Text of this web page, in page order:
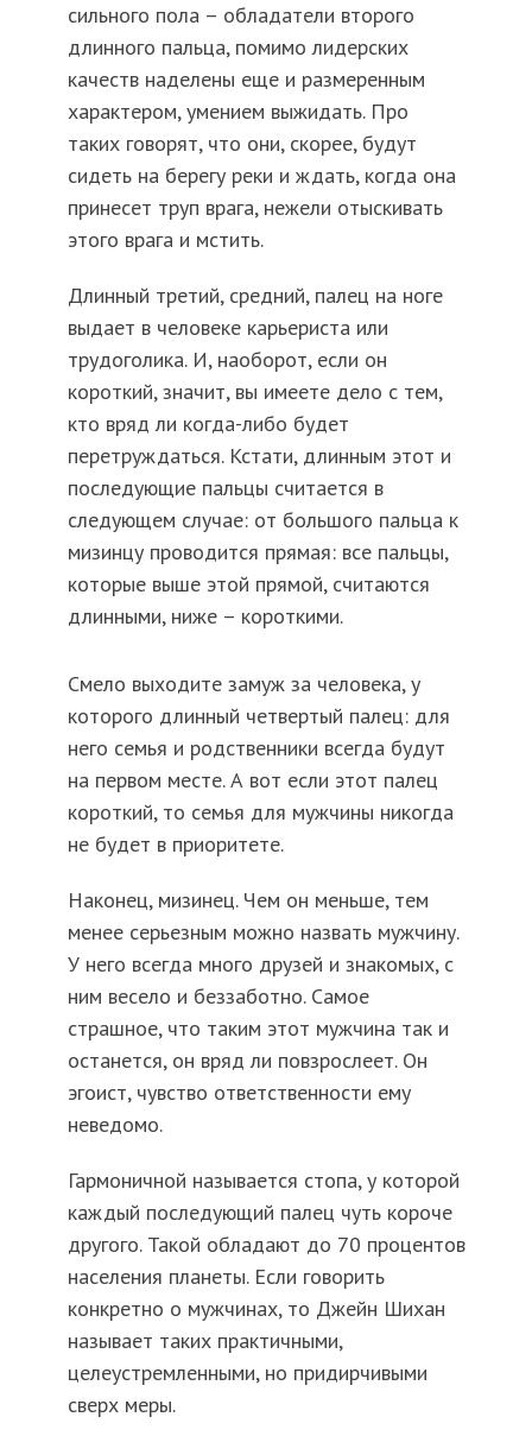
сильного пола – обладатели второго
длинного пальца, помимо лидерских
качеств наделены еще и размеренным
характером, умением выжидать. Про
таких говорят, что они, скорее, будут
сидеть на берегу реки и ждать, когда она
принесет труп врага, нежели отыскивать
этого врага и мстить.
Длинный третий, средний, палец на ноге
выдает в человеке карьериста или
трудоголика. И, наоборот, если он
короткий, значит, вы имеете дело с тем,
кто вряд ли когда-либо будет
перетруждаться. Кстати, длинным этот и
последующие пальцы считается в
следующем случае: от большого пальца к
мизинцу проводится прямая: все пальцы,
которые выше этой прямой, считаются
длинными, ниже – короткими.
Смело выходите замуж за человека, у
которого длинный четвертый палец: для
него семья и родственники всегда будут
на первом месте. А вот если этот палец
короткий, то семья для мужчины никогда
не будет в приоритете.
Наконец, мизинец. Чем он меньше, тем
менее серьезным можно назвать мужчину.
У него всегда много друзей и знакомых, с
ним весело и беззаботно. Самое
страшное, что таким этот мужчина так и
останется, он вряд ли повзрослеет. Он
эгоист, чувство ответственности ему
неведомо.
Гармоничной называется стопа, у которой
каждый последующий палец чуть короче
другого. Такой обладают до 70 процентов
населения планеты. Если говорить
конкретно о мужчинах, то Джейн Шихан
называет таких практичными,
целеустремленными, но придирчивыми
сверх меры.